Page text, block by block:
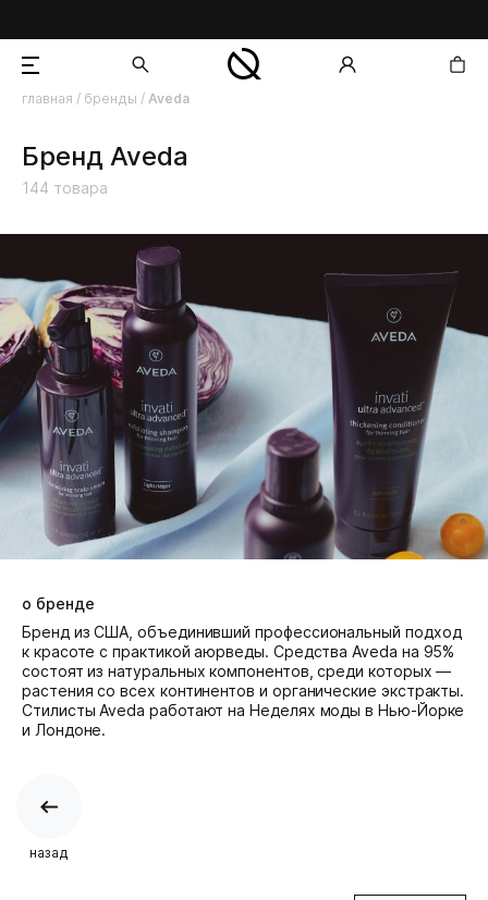
главная / бренды / Aveda
Бренд Aveda
144 товара
о бренде
Бренд из США, объединивший профессиональный подход
к красоте с практикой аюрведы. Средства Aveda на 95%
состоят из натуральных компонентов, среди которых —
растения со всех континентов и органические экстракты.
Cтилисты Aveda работают на Неделях моды в Нью-Йорке
и Лондоне.
назад